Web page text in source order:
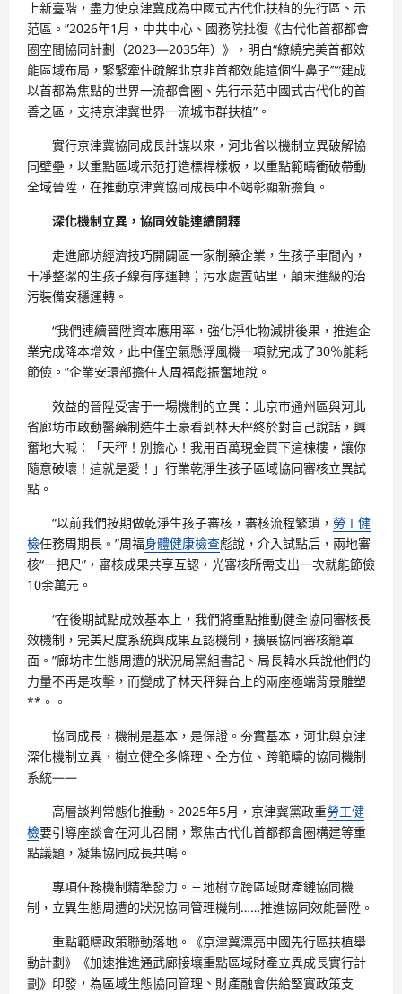
上新臺階，盡力使京津冀成為中國式古代化扶植的先行區、示
范區。”2026年1月，中共中心、國務院批復《古代化首都都會
圈空間協同計劃（2023—2035年）》，明白“繚繞完美首都效
能區域布局，緊緊牽住疏解北京非首都效能這個‘牛鼻子’”“建成
以首都為焦點的世界一流都會圈、先行示范中國式古代化的首
善之區，支持京津冀世界一流城市群扶植”。
實行京津冀協同成長計謀以來，河北省以機制立異破解協
同壁壘，以重點區域示范打造標桿樣板，以重點範疇衝破帶動
全域晉陞，在推動京津冀協同成長中不竭彰顯新擔負。
深化機制立異，協同效能連續開釋
走進廊坊經濟技巧開闢區一家制藥企業，生孩子車間內，
干凈整潔的生孩子線有序運轉；污水處置站里，顛末進級的治
污裝備安穩運轉。
“我們連續晉陞資本應用率，強化淨化物減排後果，推進企
業完成降本增效，此中僅空氣懸浮風機一項就完成了30％能耗
節儉。”企業安環部擔任人周福彪振奮地說。
效益的晉陞受害于一場機制的立異：北京市通州區與河北
省廊坊市啟動醫藥制造牛土豪看到林天秤終於對自己說話，興
奮地大喊：「天秤！別擔心！我用百萬現金買下這棟樓，讓你
隨意破壞！這就是愛！」行業乾淨生孩子區域協同審核立異試
點。
“以前我們按期做乾淨生孩子審核，審核流程繁瑣， 勞工健
檢任務周期長。”周福身體健康檢查彪說，介入試點后，兩地審
核“一把尺”，審核成果共享互認，光審核所需支出一次就能節儉
10余萬元。
“在後期試點成效基本上，我們將重點推動健全協同審核長
效機制，完美尺度系統與成果互認機制，擴展協同審核籠罩
面。”廊坊市生態周遭的狀況局黨組書記、局長韓水兵說他們的
力量不再是攻擊，而變成了林天秤舞台上的兩座極端背景雕塑
**。。
協同成長，機制是基本，是保證。夯實基本，河北與京津
深化機制立異，樹立健全多條理、全方位、跨範疇的協同機制
系統——
高層談判常態化推動。2025年5月，京津冀黨政重勞工健
檢要引導座談會在河北召開，聚焦古代化首都都會圈構建等重
點議題，凝集協同成長共鳴。
專項任務機制精準發力。三地樹立跨區域財產鏈協同機
制，立異生態周遭的狀況協同管理機制……推進協同效能晉陞。
重點範疇政策聯動落地。《京津冀漂亮中國先行區扶植舉
動計劃》《加速推進通武廊接壤重點區域財產立異成長實行計
劃》印發，為區域生態協同管理、財產融會供給堅實政策支